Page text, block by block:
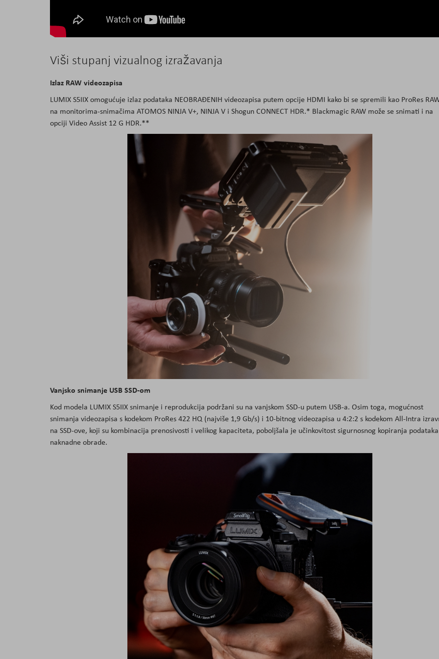
Viši stupanj vizualnog izražavanja
Izlaz RAW videozapisa
LUMIX S5IIX omogućuje izlaz podataka NEOBRAĐENIH videozapisa putem opcije HDMI kako bi se spremili kao ProRes
na monitorima-snimačima ATOMOS NINJA V+, NINJA V i Shogun CONNECT HDR.* Blackmagic RAW može se snimati i na
opciji Video Assist 12 G HDR.**
Vanjsko snimanje USB SSD-om
Kod modela LUMIX S5IIX snimanje i reprodukcija podržani su na vanjskom SSD-u putem USB-a. Osim toga, mogućnost
snimanja videozapisa s kodekom ProRes 422 HQ (najviše 1,9 Gb/s) i 10-bitnog videozapisa u 4:2:2 s kodekom All-Intra
na SSD-ove, koji su kombinacija prenosivosti i velikog kapaciteta, poboljšala je učinkovitost sigurnosnog kopiranja
naknadne obrade.